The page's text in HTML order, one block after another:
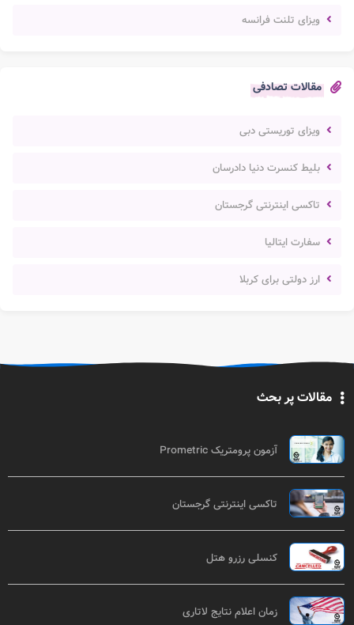
ویزای تلنت فرانسه
مقالات تصادفی
ویزای توریستی دبی
بلیط کنسرت دنیا دادرسان
تاکسی اینترنتی گرجستان
سفارت ایتالیا
ارز دولتی برای کربلا
مقالات پر بحث
آزمون پرومتریک Prometric
تاکسی اینترنتی گرجستان
کنسلی رزرو هتل
زمان اعلام نتایج لاتاری